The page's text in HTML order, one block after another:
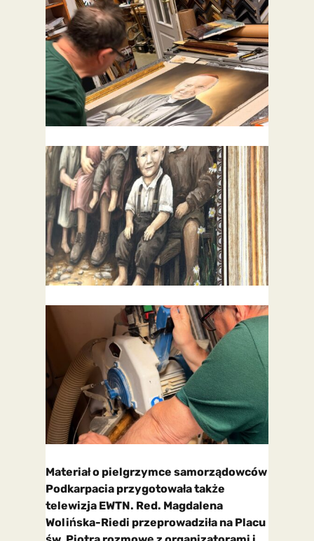
Materiał o pielgrzymce samorządowców
Podkarpacia przygotowała także
telewizja EWTN. Red. Magdalena
Wolińska-Riedi przeprowadziła na Placu